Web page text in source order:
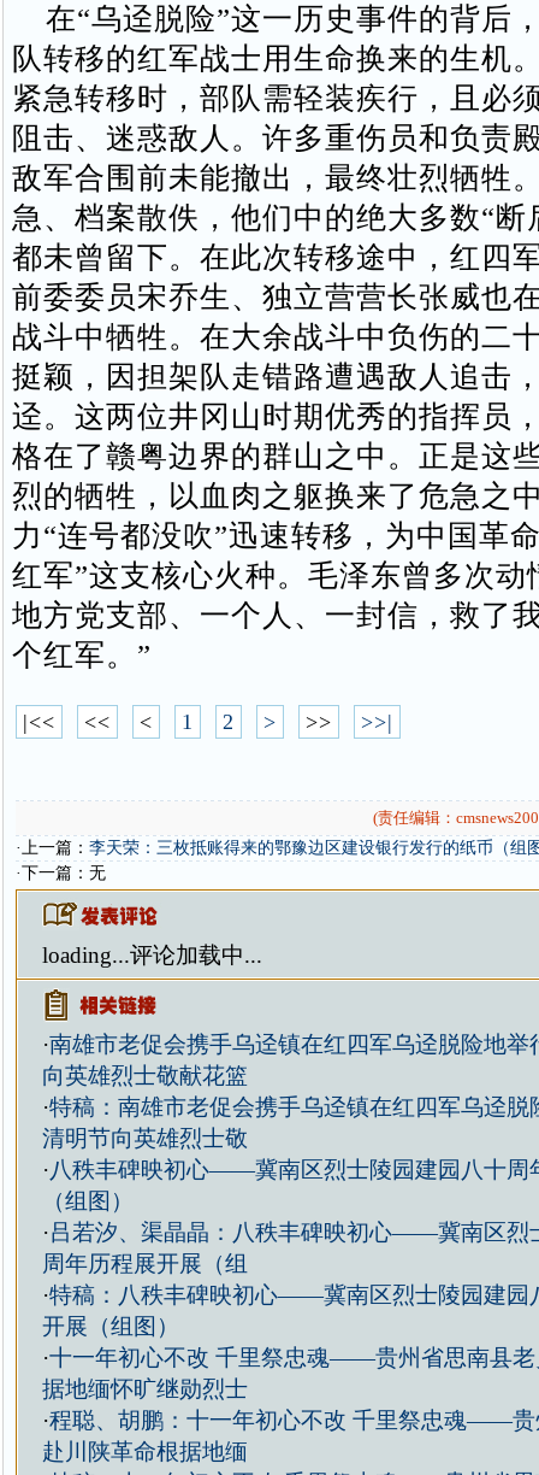
在“乌迳脱险”这一历史事件的背后
队转移的红军战士用生命换来的生机
紧急转移时，部队需轻装疾行，且必
阻击、迷惑敌人。许多重伤员和负责
敌军合围前未能撤出，最终壮烈牺牲
急、档案散佚，他们中的绝大多数“断
都未曾留下。在此次转移途中，红四
前委委员宋乔生、独立营营长张威也
战斗中牺牲。在大余战斗中负伤的二
挺颖，因担架队走错路遭遇敌人追击
迳。这两位井冈山时期优秀的指挥员
格在了赣粤边界的群山之中。正是这
烈的牺牲，以血肉之躯换来了危急之
力“连号都没吹”迅速转移，为中国革
红军”这支核心火种。毛泽东曾多次动
地方党支部、一个人、一封信，救了
个红军。”
|<< << < 1 2 > >> >>|
(责任编辑：
·上一篇： 李天荣：三枚抵账得来的鄂豫边区建设银行发行的纸币（组
·下一篇：无
loading...评论加载中...
·南雄市老促会携手乌迳镇在红四军乌迳脱险地举
向英雄烈士敬献花篮
·特稿：南雄市老促会携手乌迳镇在红四军乌迳脱
清明节向英雄烈士敬
·八秩丰碑映初心——冀南区烈士陵园建园八十周
（组图）
·吕若汐、渠晶晶：八秩丰碑映初心——冀南区烈
周年历程展开展（组
·特稿：八秩丰碑映初心——冀南区烈士陵园建园
开展（组图）
·十一年初心不改 千里祭忠魂——贵州省思南县老
据地缅怀旷继勋烈士
·程聪、胡鹏：十一年初心不改 千里祭忠魂——贵
赴川陕革命根据地缅